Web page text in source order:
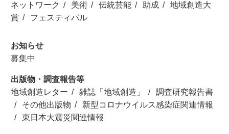
ネットワーク
美術 伝統芸能 助成
地域創造大
賞
フェスティバル
お知らせ
募集中
出版物・調査報告等
地域創造レター
雑誌「地域創造」
調査研究報告書
その他出版物
新型コロナウイルス感染症関連情報
東日本大震災関連情報